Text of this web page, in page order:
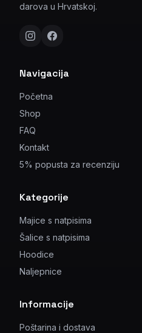
darova u Hrvatskoj.
Navigacija
Početna
Shop
FAQ
Kontakt
5% popusta za recenziju
Kategorije
Majice s natpisima
Šalice s natpisima
Hoodice
Naljepnice
Informacije
Poštarina i dostava